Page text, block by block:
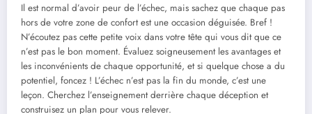
Il est normal d’avoir peur de l’échec, mais sachez que chaque pas
hors de votre zone de confort est une occasion déguisée. Bref !
N’écoutez pas cette petite voix dans votre tête qui vous dit que ce
n’est pas le bon moment. Évaluez soigneusement les avantages et
les inconvénients de chaque opportunité, et si quelque chose a du
potentiel, foncez ! L’échec n’est pas la fin du monde, c’est une
leçon. Cherchez l’enseignement derrière chaque déception et
construisez un plan pour vous relever.